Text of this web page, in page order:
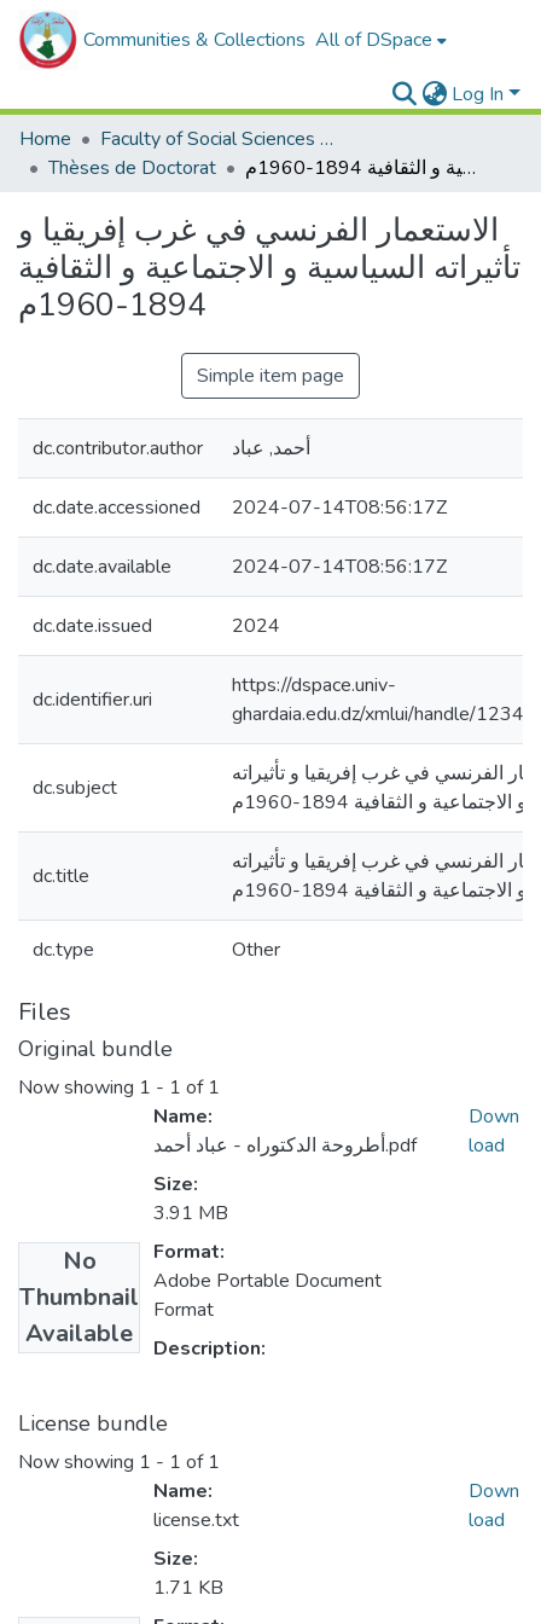
Communities & Collections All of DSpace
Log In
Home
Faculty of Social Sciences and Humanities
Thèses de Doctorat
الاستعمار الفرنسي في غرب إفريقيا و تأثيراته السياسية و الاجتماعية و الثقافية 1894-1960م
الاستعمار الفرنسي في غرب إفريقيا و
تأثيراته السياسية و الاجتماعية و الثقافية
1894-1960م
Simple item page
dc.contributor.author أحمد, عباد
dc.date.accessioned 2024-07-14T08:56:17Z
dc.date.available 2024-07-14T08:56:17Z
dc.date.issued 2024
dc.identifier.uri
https://dspace.univ-
ghardaia.edu.dz/xmlui/handle/
dc.subject
الفرنسي في غرب إفريقيا و تأثيراته
و الثقافية 1894-1960م
dc.title
الفرنسي في غرب إفريقيا و تأثيراته
و الثقافية 1894-1960م
dc.type Other
Files
Original bundle
Now showing 1 - 1 of 1
No
Thumbnail
Available
Name:
أطروحة الدكتوراه - عباد أحمد.pdf
Size:
3.91 MB
Format:
Adobe Portable Document
Format
Description:
Down
load
License bundle
Now showing 1 - 1 of 1
Name:
license.txt
Size:
1.71 KB
Down
load